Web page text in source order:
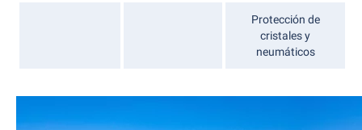
Protección de
cristales y
neumáticos